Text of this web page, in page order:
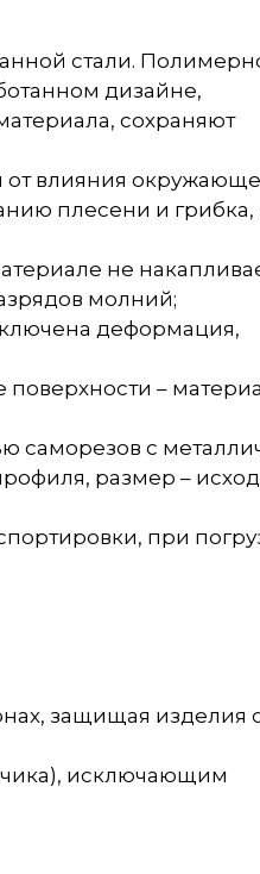
стали.
дизайне,
сохраняют
от влияния
плесени и грибка,
не
молний;
деформация,
–
саморезов с
размер –
при
защищая изделия
исключающим